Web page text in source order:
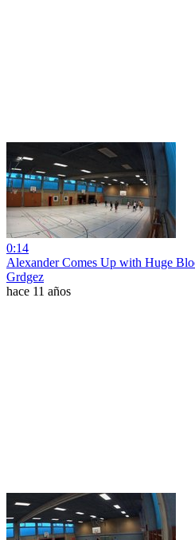
0:14
Alexander Comes Up with Huge
Grdgez
hace 11 años